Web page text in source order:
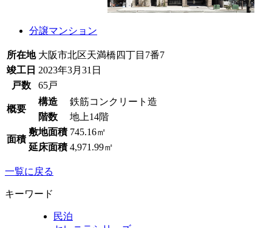
分譲マンション
所在地 大阪市北区天満橋四丁目7番7
竣工日 2023年3月31日
戸数
65戸
概要
構造
鉄筋コンクリート造
階数
地上14階
面積
敷地面積 745.16㎡
延床面積 4,971.99㎡
一覧に戻る
キーワード
民泊